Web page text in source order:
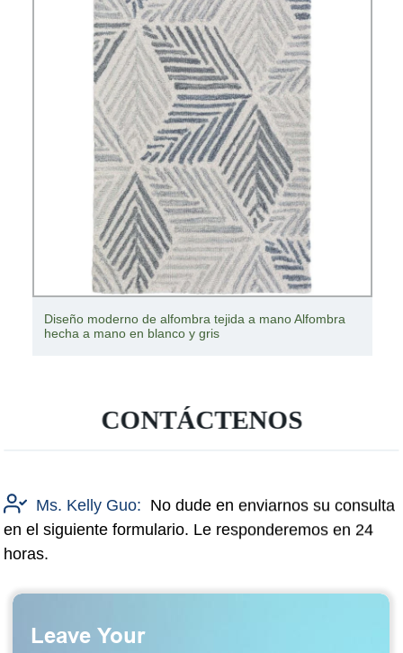
Gran oferta 2021, alfombrilla para suelo de cocina,
alfombra con bonito diseño
CONTÁCTENOS
Ms. Kelly Guo: No dude en enviarnos su consulta
en el siguiente formulario. Le responderemos en 24
horas.